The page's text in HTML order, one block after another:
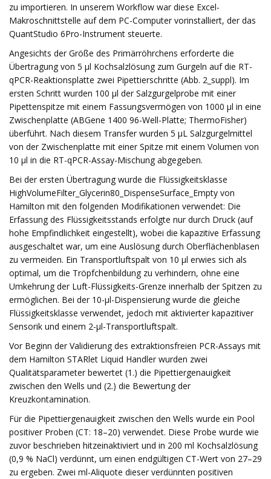
zu importieren. In unserem Workflow war diese Excel-
Makroschnittstelle auf dem PC-Computer vorinstalliert, der das
QuantStudio 6Pro-Instrument steuerte.
Angesichts der Größe des Primärröhrchens erforderte die
Übertragung von 5 µl Kochsalzlösung zum Gurgeln auf die RT-
qPCR-Reaktionsplatte zwei Pipettierschritte (Abb. 2_suppl). Im
ersten Schritt wurden 100 µl der Salzgurgelprobe mit einer
Pipettenspitze mit einem Fassungsvermögen von 1000 µl in eine
Zwischenplatte (ABGene 1400 96-Well-Platte; ThermoFisher)
überführt. Nach diesem Transfer wurden 5 µL Salzgurgelmittel
von der Zwischenplatte mit einer Spitze mit einem Volumen von
10 µl in die RT-qPCR-Assay-Mischung abgegeben.
Bei der ersten Übertragung wurde die Flüssigkeitsklasse
HighVolumeFilter_Glycerin80_DispenseSurface_Empty von
Hamilton mit den folgenden Modifikationen verwendet: Die
Erfassung des Flüssigkeitsstands erfolgte nur durch Druck (auf
hohe Empfindlichkeit eingestellt), wobei die kapazitive Erfassung
ausgeschaltet war, um eine Auslösung durch Oberflächenblasen
zu vermeiden. Ein Transportluftspalt von 10 µl erwies sich als
optimal, um die Tröpfchenbildung zu verhindern, ohne eine
Umkehrung der Luft-Flüssigkeits-Grenze innerhalb der Spitzen zu
ermöglichen. Bei der 10-µl-Dispensierung wurde die gleiche
Flüssigkeitsklasse verwendet, jedoch mit aktivierter kapazitiver
Sensorik und einem 2-µl-Transportluftspalt.
Vor Beginn der Validierung des extraktionsfreien PCR-Assays mit
dem Hamilton STARlet Liquid Handler wurden zwei
Qualitätsparameter bewertet (1.) die Pipettiergenauigkeit
zwischen den Wells und (2.) die Bewertung der
Kreuzkontamination.
Für die Pipettiergenauigkeit zwischen den Wells wurde ein Pool
positiver Proben (CT: 18–20) verwendet. Diese Probe wurde wie
zuvor beschrieben hitzeinaktiviert und in 200 ml Kochsalzlösung
(0,9 % NaCl) verdünnt, um einen endgültigen CT-Wert von 27–29
zu ergeben. Zwei ml-Aliquote dieser verdünnten positiven